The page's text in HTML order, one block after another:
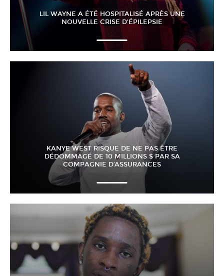
LIL WAYNE A ÉTÉ HOSPITALISÉ APRÈS UNE
NOUVELLE CRISE D’ÉPILEPSIE
KANYE WEST RISQUE DE NE PAS ÊTRE
DÉDOMMAGÉ DE 10 MILLIONS $ PAR SA
COMPAGNIE D’ASSURANCES